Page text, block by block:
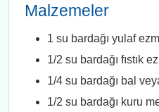
Malzemeler
1 su bardağı yulaf
1/2 su bardağı fıstık
1/4 su bardağı bal
1/2 su bardağı kuru